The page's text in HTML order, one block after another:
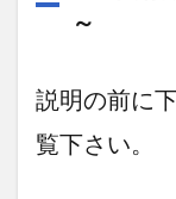
～
説明の前に
覧下さい。